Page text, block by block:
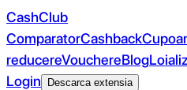
CashClub
ComparatorCashback
reducereVouchereBlog
Login
Descarca extensia